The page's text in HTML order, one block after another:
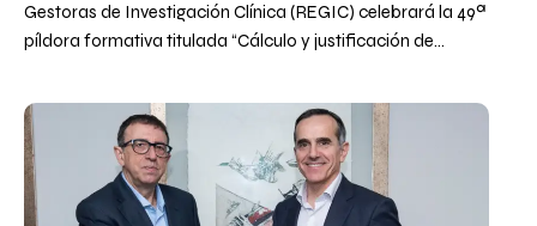
Gestoras de Investigación Clínica (REGIC) celebrará la 49ª
píldora formativa titulada “Cálculo y justificación de…